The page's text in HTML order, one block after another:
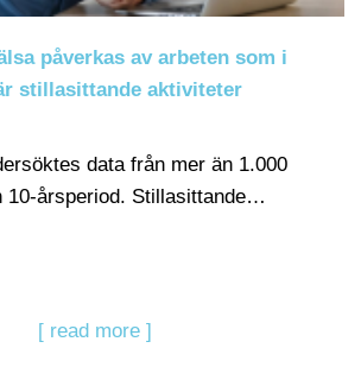
påverkas av arbeten som i
stillasittande aktiviteter
data från mer än 1.000
10-årsperiod. Stillasittande…
[ read more ]